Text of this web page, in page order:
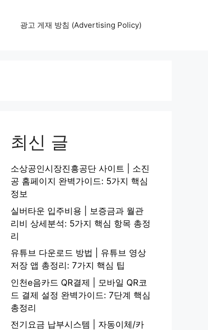
광고 게재 방침 (Advertising Policy)
최신 글
소상공인시장진흥공단 사이트 | 소진
공 홈페이지 완벽가이드: 5가지 핵심
정보
실버타운 입주비용 | 보증금과 월관
리비 상세분석: 5가지 핵심 항목 총정
리
유튜브 다운로드 방법 | 유튜브 영상
저장 앱 총정리: 7가지 핵심 팁
인천e음카드 QR결제 | 모바일 QR코
드 결제 설정 완벽가이드: 7단계 핵심
총정리
전기요금 납부시스템 | 자동이체/카